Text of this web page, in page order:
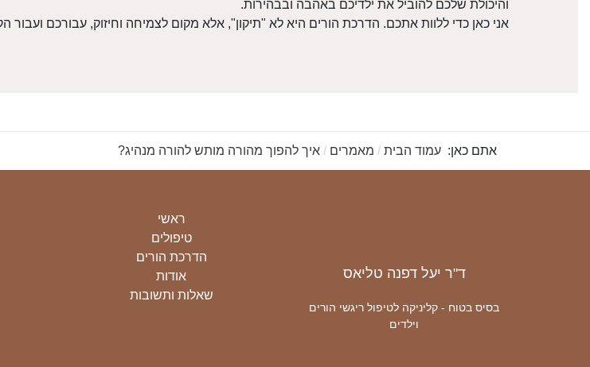
והיכולת שלכם להוביל את ילדיכם באהבה ובבהירות.
אני כאן כדי ללוות אתכם. הדרכת הורים היא לא "תיקון", אלא מקום לצמיחה וחיזוק, עבורכם ועבור
אתם כאן: עמוד הבית מאמרים איך להפוך מהורה מותש להורה מנהיג?
ד"ר יעל דפנה טליאס
בסיס בטוח - קליניקה לטיפול ריגשי הורים
וילדים
ראשי
טיפולים
הדרכת הורים
אודות
שאלות ותשובות